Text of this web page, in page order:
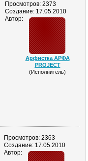
Просмотров: 2373
Создание: 17.05.2010
Автор:
Арфистка АРФА
PROJECT
(Исполнитель)
Просмотров: 2363
Создание: 17.05.2010
Автор: